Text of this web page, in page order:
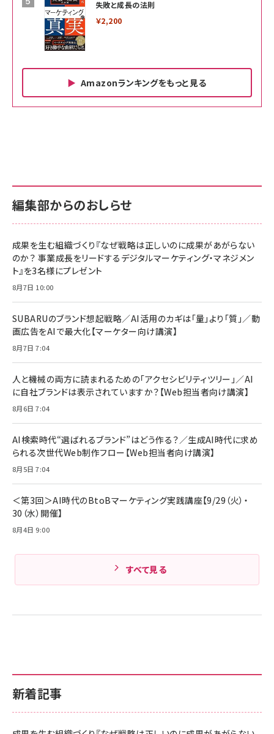
失敗と成長の法則
￥2,200
Amazonランキングをもっと見る
￥880
anan(アンアン)2026/06/24号 No.2500増刊
スペシャルエディション[王道エンタメの矜持／
￥1,100
anan(アンアン)2026/07/08号 No.2502[2026
￥880
ママ投資家が育休中に１億貯めた株式投資
組織の成果を最大化する ルールのデザイン
￥1,980
Amazonランキングをもっと見る
サポート正規品 メーカー保証5年 KLMEA128G
NIMASO ガラスフィルム iPhone 17 用 保護フィ
すい ガイド枠付き いPhone17 (6.3インチ) 対応
2枚セット DSP25F1698
￥1,599
￥6,980
全ワイヤレスイヤホン/アクティブノイズキャンセリ
技術基準適合】ブラック
￥5,990
ケーブル Anker絡まないケーブル 240W 結束バン
ド付き USB PD対応 シリコン素材採用 iPhone
17 / 16 / 15 / Galaxy iPad Pro MacBook
Pro/Air 各種対応 (1.8m ミッドナイトブラック)
￥1,890
サポート正規品 メーカー保証5年 KLMEA128G
Amazon eギフトカード - Amazonロゴ - クラ
￥5,000
Anker PowerLine III Flow USB-C & USB-C
Pro/Air 各種対応 (1.8m ミッドナイトブラック)
￥1,890
サッポロ 生ビール 黒ラベル 350ml 缶 24本 ビー
ル ケース買い【6/30応募〆切! 黒ラベルビヤセラー
￥4,857
新着記事
編集部からのおしらせ
成果を生む組織づくり『なぜ戦略は正しいのに成果があがらない
のか？ 事業成長をリードするデジタルマーケティング・マネジメン
ト』を3名様にプレゼント
8月7日 10:00
SUBARUのブランド想起戦略／AI活用のカギは「量」より「質」／動
画広告をAIで最大化【マーケター向け講演】
8月7日 7:04
人と機械の両方に読まれるための「アクセシビリティツリー」／AI
に自社ブランドは表示されていますか？【Web担当者向け講演】
8月6日 7:04
AI検索時代“選ばれるブランド”はどう作る？／生成AI時代に求め
られる次世代Web制作フロー【Web担当者向け講演】
8月5日 7:04
＜第3回＞AI時代のBtoBマーケティング実践講座【9/29（火）・
30（水）開催】
8月4日 9:00
すべて見る